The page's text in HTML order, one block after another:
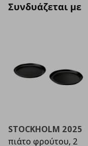
Συνδυάζεται με
STOCKHOLM 2025
πιάτο φρούτου, 2